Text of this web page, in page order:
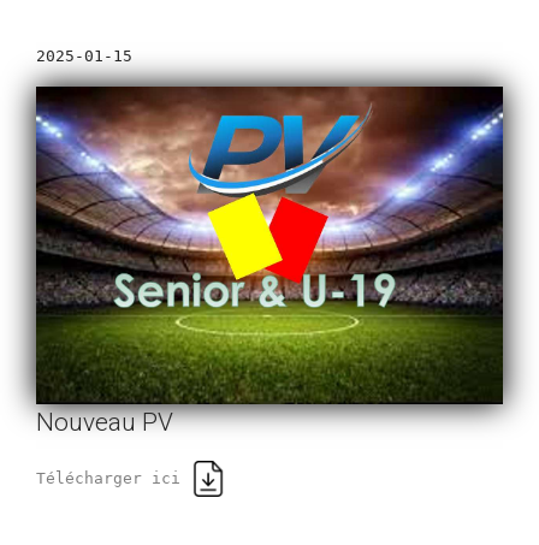
2025-01-15
Nouveau PV
Télécharger ici